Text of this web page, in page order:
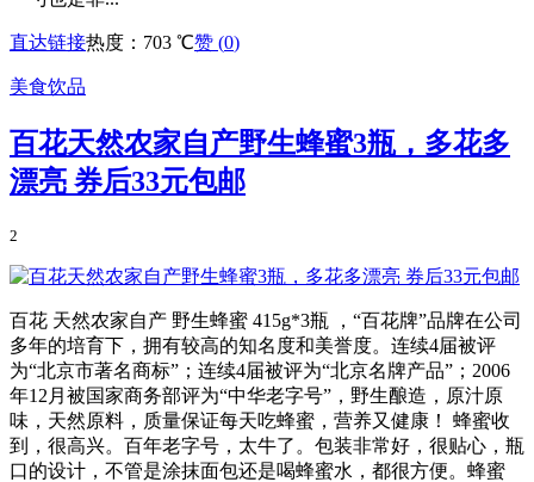
直达链接热度：703 ℃赞 (0)
美食饮品
百花天然农家自产野生蜂蜜3瓶，多花多
漂亮 券后33元包邮
2
百花 天然农家自产 野生蜂蜜 415g*3瓶 ，“百花牌”品牌在公司
多年的培育下，拥有较高的知名度和美誉度。连续4届被评
为“北京市著名商标”；连续4届被评为“北京名牌产品”；2006
年12月被国家商务部评为“中华老字号”，野生酿造，原汁原
味，天然原料，质量保证每天吃蜂蜜，营养又健康！ 蜂蜜收
到，很高兴。百年老字号，太牛了。包装非常好，很贴心，瓶
口的设计，不管是涂抹面包还是喝蜂蜜水，都很方便。蜂蜜